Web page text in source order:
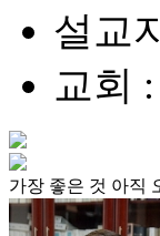
설교
교회
가장 좋은 것 아직